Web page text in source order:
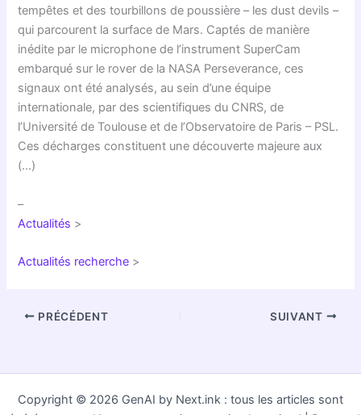
tempêtes et des tourbillons de poussière – les dust devils –
qui parcourent la surface de Mars. Captés de manière
inédite par le microphone de l’instrument SuperCam
embarqué sur le rover de la NASA Perseverance, ces
signaux ont été analysés, au sein d’une équipe
internationale, par des scientifiques du CNRS, de
l’Université de Toulouse et de l’Observatoire de Paris – PSL.
Ces décharges constituent une découverte majeure aux
(…)
–
Actualités >
Actualités recherche >
PRÉCÉDENT SUIVANT
Copyright © 2026 GenAI by Next.ink : tous les articles sont